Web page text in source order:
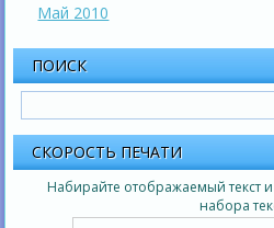
Май 2010
ПОИСК
СКОРОСТЬ ПЕЧАТИ
Набирайте отображаемый текст
набора